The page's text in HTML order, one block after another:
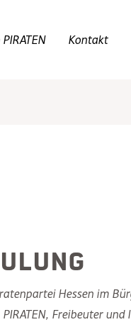
Kontakt
Hessen im
Freibeuter